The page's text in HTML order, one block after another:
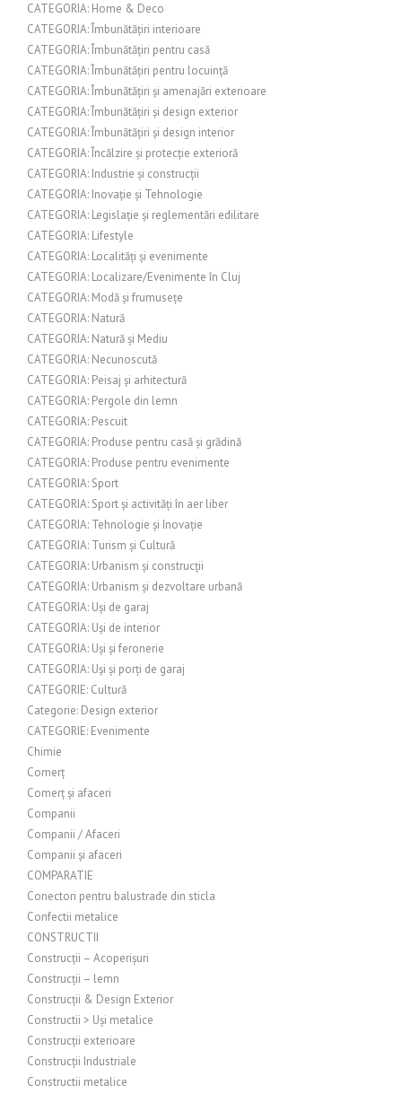
CATEGORIA: Home & Deco
CATEGORIA: Îmbunătățiri interioare
CATEGORIA: Îmbunătățiri pentru casă
CATEGORIA: Îmbunătățiri pentru locuință
CATEGORIA: Îmbunătățiri și amenajări exterioare
CATEGORIA: Îmbunătățiri și design exterior
CATEGORIA: Îmbunătățiri și design interior
CATEGORIA: Încălzire și protecție exterioră
CATEGORIA: Industrie și construcții
CATEGORIA: Inovație și Tehnologie
CATEGORIA: Legislație și reglementări edilitare
CATEGORIA: Lifestyle
CATEGORIA: Localități și evenimente
CATEGORIA: Localizare/Evenimente în Cluj
CATEGORIA: Modă și frumusețe
CATEGORIA: Natură
CATEGORIA: Natură și Mediu
CATEGORIA: Necunoscută
CATEGORIA: Peisaj și arhitectură
CATEGORIA: Pergole din lemn
CATEGORIA: Pescuit
CATEGORIA: Produse pentru casă și grădină
CATEGORIA: Produse pentru evenimente
CATEGORIA: Sport
CATEGORIA: Sport și activități în aer liber
CATEGORIA: Tehnologie și Inovație
CATEGORIA: Turism și Cultură
CATEGORIA: Urbanism și construcții
CATEGORIA: Urbanism și dezvoltare urbană
CATEGORIA: Uși de garaj
CATEGORIA: Uși de interior
CATEGORIA: Uși și feronerie
CATEGORIA: Uși și porți de garaj
CATEGORIE: Cultură
Categorie: Design exterior
CATEGORIE: Evenimente
Chimie
Comerț
Comerț și afaceri
Companii
Companii / Afaceri
Companii și afaceri
COMPARATIE
Conectori pentru balustrade din sticla
Confectii metalice
CONSTRUCTII
Construcții – Acoperișuri
Construcții – lemn
Construcții & Design Exterior
Constructii > Uși metalice
Construcții exterioare
Construcții Industriale
Constructii metalice